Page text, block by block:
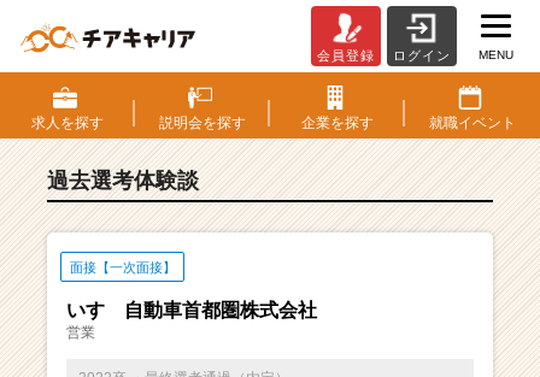
S・
選
考
験
ベ
チ
会員登録 ログイン MENU
求人を探す 説明会を探す 企業を探す 就職イベント
過去選考体験談
面接【一次面接】
いすゞ自動車首都圏株式会社
営業